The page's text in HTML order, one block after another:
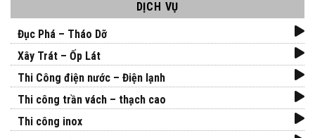
DỊCH VỤ
Đục Phá – Tháo Dỡ
Xây Trát – Ốp Lát
Thi Công điện nước – Điện lạnh
Thi công trần vách – thạch cao
Thi công inox